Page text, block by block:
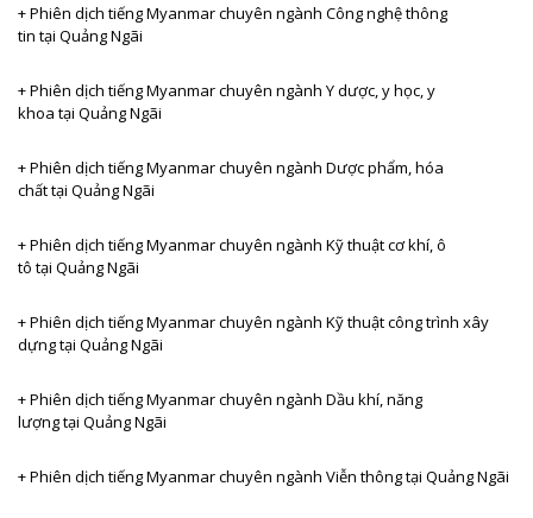
+ Phiên dịch tiếng Myanmarchuyên ngành Công nghệ thông
tin tại Quảng Ngãi
+ Phiên dịch tiếngMyanmar chuyên ngành Y dược, y học, y
khoa tại Quảng Ngãi
+ Phiên dịch tiếngMyanmar chuyên ngành Dược phẩm, hóa
chất tại Quảng Ngãi
+ Phiên dịch tiếngMyanmar chuyên ngành Kỹ thuật cơ khí, ô
tô tại Quảng Ngãi
+ Phiên dịch tiếngMyanmar chuyên ngành Kỹ thuật công trình xây
dựng tại Quảng Ngãi
+ Phiên dịch tiếngMyanmar chuyên ngành Dầu khí, năng
lượng tại Quảng Ngãi
+ Phiên dịch tiếngMyanmar chuyên ngành Viễn thông tại Quảng Ngãi